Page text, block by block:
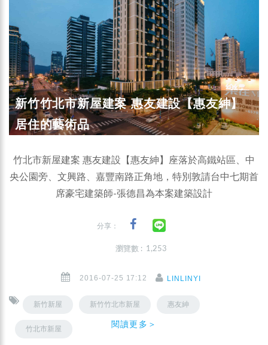
新竹竹北市新屋建案 惠友建設【惠友紳】
居住的藝術品
竹北市新屋建案 惠友建設【惠友紳】座落於高鐵站區、中
央公園旁、文興路、嘉豐南路正角地，特別敦請台中七期首
席豪宅建築師-張德昌為本案建築設計
分享：
瀏覽數 : 1,253
2016-07-25 17:12 LINLINYI
新竹新屋 新竹竹北市新屋 惠友紳
竹北市新屋 閱讀更多＞